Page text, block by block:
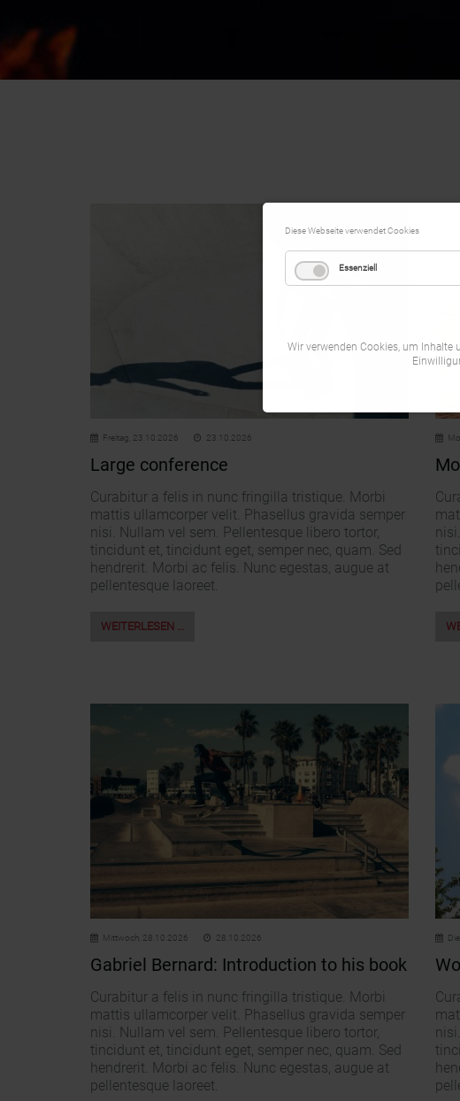
Freitag, 23.10.2026 23.10.2026
Large conference
Curabitur a felis in nunc fringilla tristique. Morbi
mattis ullamcorper velit. Phasellus gravida semper
nisi. Nullam vel sem. Pellentesque libero tortor,
tincidunt et, tincidunt eget, semper nec, quam. Sed
hendrerit. Morbi ac felis. Nunc egestas, augue at
pellentesque laoreet.
WEITERLESEN …
Mittwoch, 28.10.2026 28.10.2026
Gabriel Bernard: Introduction to his book
Curabitur a felis in nunc fringilla tristique. Morbi
mattis ullamcorper velit. Phasellus gravida semper
nisi. Nullam vel sem. Pellentesque libero tortor,
tincidunt et, tincidunt eget, semper nec, quam. Sed
hendrerit. Morbi ac felis. Nunc egestas, augue at
pellentesque laoreet.
Diese Webseite verwendet Cookies
Essenziell
Wir verwenden Cookies, um Inhalte